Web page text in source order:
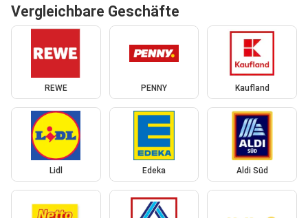
Vergleichbare Geschäfte
REWE PENNY Kaufland
Lidl Edeka Aldi Süd